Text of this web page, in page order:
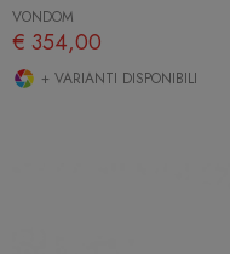
VONDOM
€ 354,00
+ VARIANTI DISPONIBILI